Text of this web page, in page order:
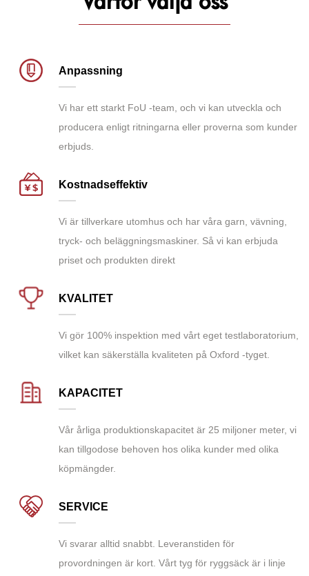
Anpassning
Vi har ett starkt FoU -team, och vi kan utveckla och
producera enligt ritningarna eller proverna som kunder
erbjuds.
Kostnadseffektiv
Vi är tillverkare utomhus och har våra garn, vävning,
tryck- och beläggningsmaskiner. Så vi kan erbjuda
priset och produkten direkt
KVALITET
Vi gör 100% inspektion med vårt eget testlaboratorium,
vilket kan säkerställa kvaliteten på Oxford -tyget.
KAPACITET
Vår årliga produktionskapacitet är 25 miljoner meter, vi
kan tillgodose behoven hos olika kunder med olika
köpmängder.
SERVICE
Vi svarar alltid snabbt. Leveranstiden för
provordningen är kort. Vårt tyg för ryggsäck är i linje